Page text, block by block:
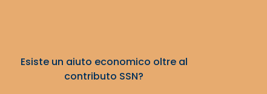
Esiste un aiuto economico oltre al
contributo SSN?